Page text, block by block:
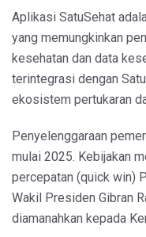
Aplikasi SatuSehat
yang memungkinkan
kesehatan dan data
terintegrasi dengan
ekosistem pertukaran
Penyelenggaraan
mulai 2025. Kebijakan
percepatan (quick win)
Wakil Presiden Gibran
diamanahkan kepada